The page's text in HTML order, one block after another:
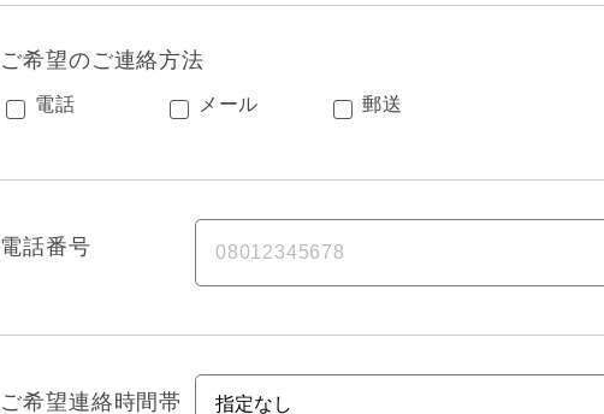
ご希望のご連絡方法
電話 メール 郵送
電話番号
ご希望連絡時間帯